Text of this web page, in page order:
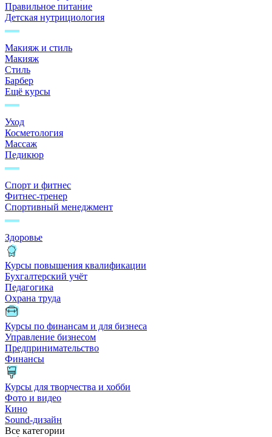
Правильное питание
Детская нутрициология
Макияж и стиль
Макияж
Стиль
Барбер
Ещё курсы
Уход
Косметология
Массаж
Педикюр
Спорт и фитнес
Фитнес-тренер
Спортивный менеджмент
Здоровье
Курсы повышения квалификации
Бухгалтерский учёт
Педагогика
Охрана труда
Курсы по финансам и для бизнеса
Управление бизнесом
Предпринимательство
Финансы
Курсы для творчества и хобби
Фото и видео
Кино
Sound-дизайн
Все категории